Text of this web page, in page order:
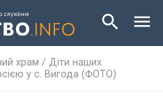
храм / Діти наших
у с. Вигода (ФОТО)